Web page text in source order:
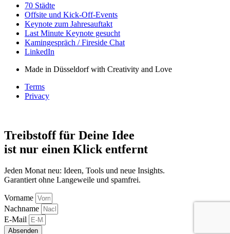
70 Städte
Offsite und Kick-Off-Events
Keynote zum Jahresauftakt
Last Minute Keynote gesucht
Kamingespräch / Fireside Chat
LinkedIn
Made in Düsseldorf with Creativity and Love
Terms
Privacy
Treibstoff für Deine Idee
ist nur einen Klick entfernt
Jeden Monat neu: Ideen, Tools und neue Insights.
Garantiert ohne Langeweile und spamfrei.
Vorname
Nachname
E-Mail
Absenden